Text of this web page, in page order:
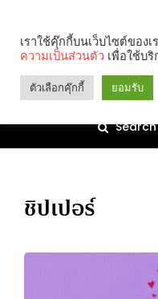
Search
ชิปเปอร์
เราใช้คุ๊กกี้บนเว็บไซต์ของ
ความเป็นส่วนตัว เพื่อใช้บริ
ตัวเลือกคุ๊กกี้ ยอมรับ